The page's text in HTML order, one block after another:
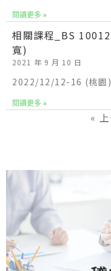
閱讀更多 »
相關課程_BS
寬)
2021 年 9 月 10 日
2022/12/12-16 (桃園
閱讀更多 »
«